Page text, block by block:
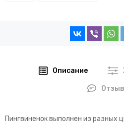
Описание
Пингвиненок выполнен из разных